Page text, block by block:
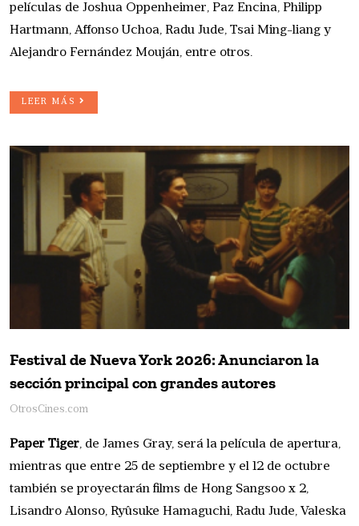
películas de Joshua Oppenheimer, Paz Encina, Philipp
Hartmann, Affonso Uchoa, Radu Jude, Tsai Ming-liang y
Alejandro Fernández Mouján, entre otros.
LEER MÁS
Festival de Nueva York 2026: Anunciaron la
sección principal con grandes autores
OtrosCines.com
Paper Tiger, de James Gray, será la película de apertura,
mientras que entre 25 de septiembre y el 12 de octubre
también se proyectarán films de Hong Sangsoo x 2,
Lisandro Alonso, Ryûsuke Hamaguchi, Radu Jude, Valeska